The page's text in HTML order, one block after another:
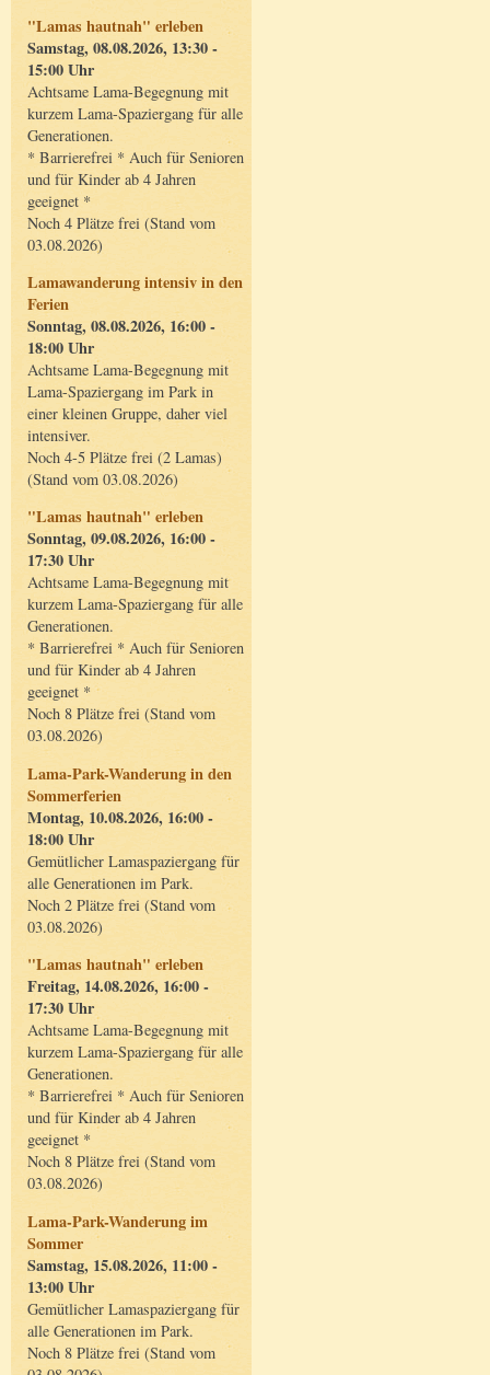
"Lamas hautnah" erleben
Samstag, 08.08.2026, 13:30 -
15:00 Uhr
Achtsame Lama-Begegnung mit
kurzem Lama-Spaziergang für alle
Generationen.
* Barrierefrei * Auch für Senioren
und für Kinder ab 4 Jahren
geeignet *
Noch 4 Plätze frei (Stand vom
03.08.2026)
Lamawanderung intensiv in den
Ferien
Sonntag, 08.08.2026, 16:00 -
18:00 Uhr
Achtsame Lama-Begegnung mit
Lama-Spaziergang im Park in
einer kleinen Gruppe, daher viel
intensiver.
Noch 4-5 Plätze frei (2 Lamas)
(Stand vom 03.08.2026)
"Lamas hautnah" erleben
Sonntag, 09.08.2026, 16:00 -
17:30 Uhr
Achtsame Lama-Begegnung mit
kurzem Lama-Spaziergang für alle
Generationen.
* Barrierefrei * Auch für Senioren
und für Kinder ab 4 Jahren
geeignet *
Noch 8 Plätze frei (Stand vom
03.08.2026)
Lama-Park-Wanderung in den
Sommerferien
Montag, 10.08.2026, 16:00 -
18:00 Uhr
Gemütlicher Lamaspaziergang für
alle Generationen im Park.
Noch 2 Plätze frei (Stand vom
03.08.2026)
"Lamas hautnah" erleben
Freitag, 14.08.2026, 16:00 -
17:30 Uhr
Achtsame Lama-Begegnung mit
kurzem Lama-Spaziergang für alle
Generationen.
* Barrierefrei * Auch für Senioren
und für Kinder ab 4 Jahren
geeignet *
Noch 8 Plätze frei (Stand vom
03.08.2026)
Lama-Park-Wanderung im
Sommer
Samstag, 15.08.2026, 11:00 -
13:00 Uhr
Gemütlicher Lamaspaziergang für
alle Generationen im Park.
Noch 8 Plätze frei (Stand vom